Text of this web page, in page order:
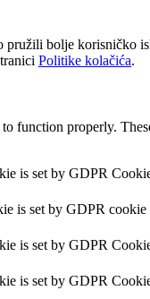
bolje korisničko
Politike kolačića.
function properly.
is set by GDPR
is set by GDPR
is set by GDPR
is set by GDPR